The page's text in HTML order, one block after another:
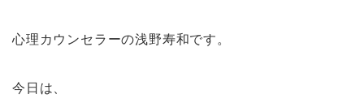
心理カウンセラーの浅野寿和です。
今日は、